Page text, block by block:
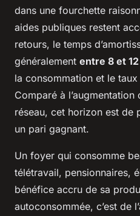
dans une fourchette
aides publiques restent
retours, le temps
généralement entre 8 et
la consommation et le
Comparé à
réseau, cet horizon est de
un pari gagnant.
Un foyer qui consomme
télétravail, pensionnaires,
bénéfice accru de sa
autoconsommée, c’est de